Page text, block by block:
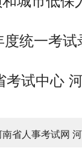
统一考
考试中心
省人事考试网